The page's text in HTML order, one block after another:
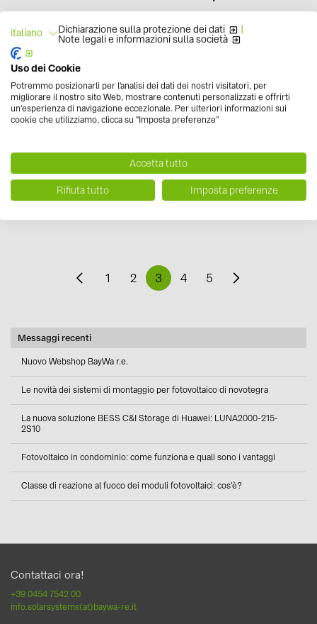
Pubblicato
25 marzo, 2020 Categoria
Sostenibilità
Progetti green: l'obiettivo carbon negative di
Tra le grandi realtà che stanno cominciando a investire
1 2 3 4 5
Messaggi recenti
Nuovo Webshop BayWa r.e.
Le novità dei sistemi di montaggio per fotovoltaico di novotegra
La nuova soluzione BESS C&I Storage di Huawei: LUNA2000-215-
2S10
Fotovoltaico in condominio: come funziona e quali sono i vantaggi
Classe di reazione al fuoco dei moduli fotovoltaici: cos'è?
Contattaci ora!
+39 0454 7542 00
info.solarsystems(at)baywa-re.it
italiano Dichiarazione sulla protezione dei dati |
Note legali e informazioni sulla società
Uso dei Cookie
Potremmo posizionarli per l'analisi dei dati dei nostri visitatori, per
migliorare il nostro sito Web, mostrare contenuti personalizzati e offrirti
un'esperienza di navigazione eccezionale. Per ulteriori informazioni sui
cookie che utilizziamo, clicca su "Imposta preferenze”
Accetta tutto
Rifiuta tutto Imposta preferenze